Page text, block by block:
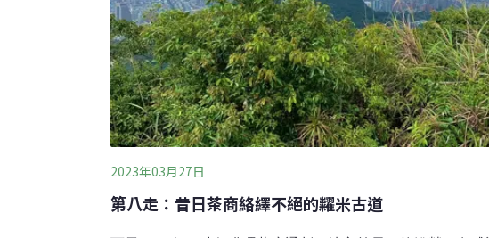
2023年03月27日
第八走：昔日茶商絡繹不絕的糶米古道